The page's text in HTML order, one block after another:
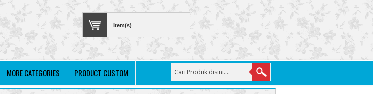
Item(s)
MORE CATEGORIES PRODUCT CUSTOM